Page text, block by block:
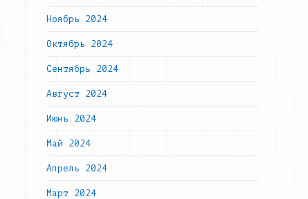
Ноябрь 2024
Октябрь 2024
Сентябрь 2024
Август 2024
Июнь 2024
Май 2024
Апрель 2024
Март 2024